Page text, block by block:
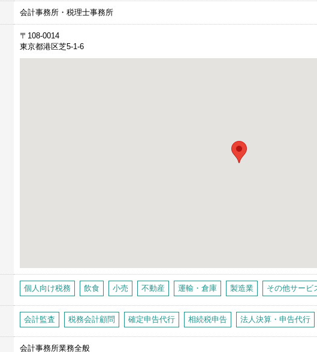
会計事務所・税理士事務所
〒108-0014
東京都港区芝5-1-6
個人向け税務 飲食 小売 不動産 運輸・倉庫 製造業 その他サービ
会計監査 税務会計顧問 確定申告代行 相続税申告 法人決算・申告代行
会計事務所業務全般